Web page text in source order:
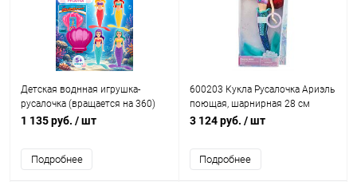
Детская воднная игрушка-
русалочка (вращается на 360)
1 135 руб. / шт
Подробнее
600203 Кукла Русалочка Ариэль
поющая, шарнирная 28 см
3 124 руб. / шт
Подробнее